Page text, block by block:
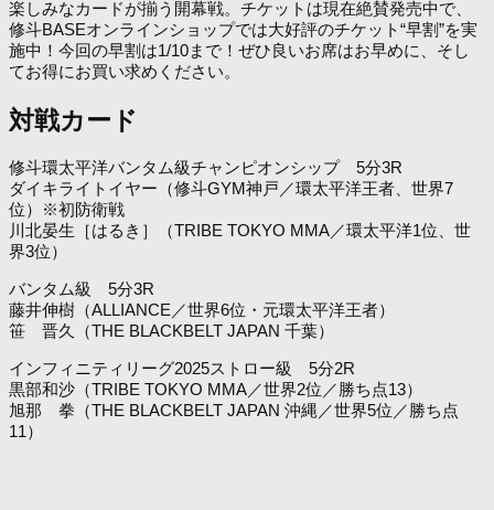
楽しみなカードが揃う開幕戦。チケットは現在絶賛発売中で、
修斗BASEオンラインショップでは大好評のチケット“早割”を実
施中！今回の早割は1/10まで！ぜひ良いお席はお早めに、そし
てお得にお買い求めください。
対戦カード
修斗環太平洋バンタム級チャンピオンシップ 5分3R
ダイキライトイヤー（修斗GYM神戸／環太平洋王者、世界7
位）※初防衛戦
川北晏生［はるき］（TRIBE TOKYO MMA／環太平洋1位、世
界3位）
バンタム級 5分3R
藤井伸樹（ALLIANCE／世界6位・元環太平洋王者）
笹 晋久（THE BLACKBELT JAPAN 千葉）
インフィニティリーグ2025ストロー級 5分2R
黒部和沙（TRIBE TOKYO MMA／世界2位／勝ち点13）
旭那 拳（THE BLACKBELT JAPAN 沖縄／世界5位／勝ち点
11）